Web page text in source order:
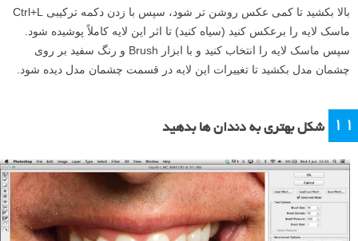
بالا بکشید تا کمی عکس روشن تر شود، سپس با زدن دکمه ترکیبی Ctrl+L
ماسک لایه را برعکس کنید (سیاه کنید) تا اثر این لایه کاملاً پوشیده شود.
سپس ماسک لایه را انتخاب کنید و با ابزار Brush و رنگ سفید بر روی
چشمان مدل بکشید تا تغییرات این لایه در قسمت چشمان مدل دیده شود.
۱۱ شکل بهتری به دندان ها بدهید